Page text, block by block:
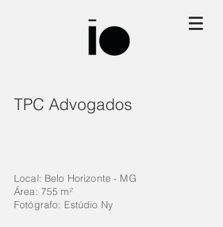
TPC Advogados
Local: Belo Horizonte - MG
Área: 755 m²
Fotógrafo: Estúdio Ny